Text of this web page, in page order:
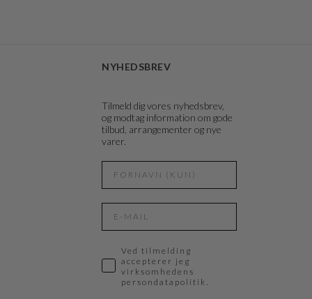
NYHEDSBREV
Tilmeld dig vores nyhedsbrev,
og modtag information om gode
tilbud, arrangementer og nye
varer.
Ved tilmelding
accepterer jeg
virksomhedens
persondatapolitik.